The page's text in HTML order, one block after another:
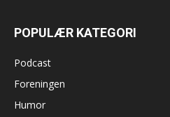
POPULÆR KATEGORI
Podcast
Foreningen
Humor